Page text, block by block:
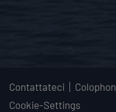
Contattateci Colophon
Cookie-Settings